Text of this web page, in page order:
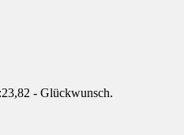
- Glückwunsch.